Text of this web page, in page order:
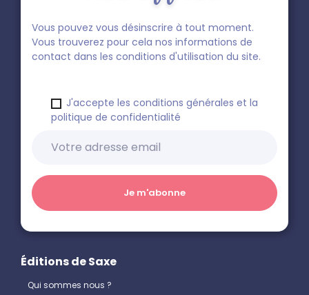
Vous pouvez vous désinscrire à tout moment.
Vous trouverez pour cela nos informations de
contact dans les conditions d'utilisation du site.
J'accepte les conditions générales et la
politique de confidentialité
Éditions de Saxe
Qui sommes nous ?